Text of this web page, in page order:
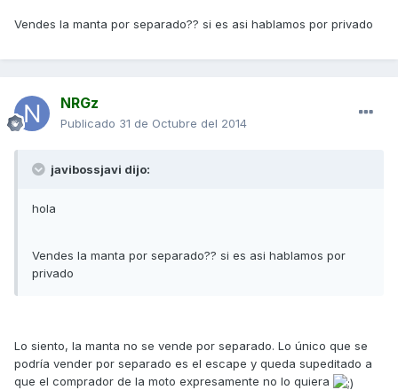
Vendes la manta por separado?? si es asi hablamos por privado
NRGz
Publicado 31 de Octubre del 2014
javibossjavi dijo:
hola
Vendes la manta por separado?? si es asi hablamos por
privado
Lo siento, la manta no se vende por separado. Lo único que se
podría vender por separado es el escape y queda supeditado a
que el comprador de la moto expresamente no lo quiera